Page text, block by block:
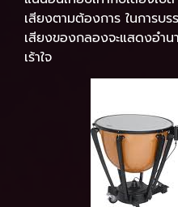
เสียงตามต้องการ ในการบ
เสียงของกลองจะแสดงอำ
เร้าใจ